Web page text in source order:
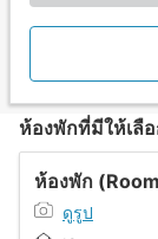
ห้องพักที่มีให้เลื
ห้องพัก
ดูรูป